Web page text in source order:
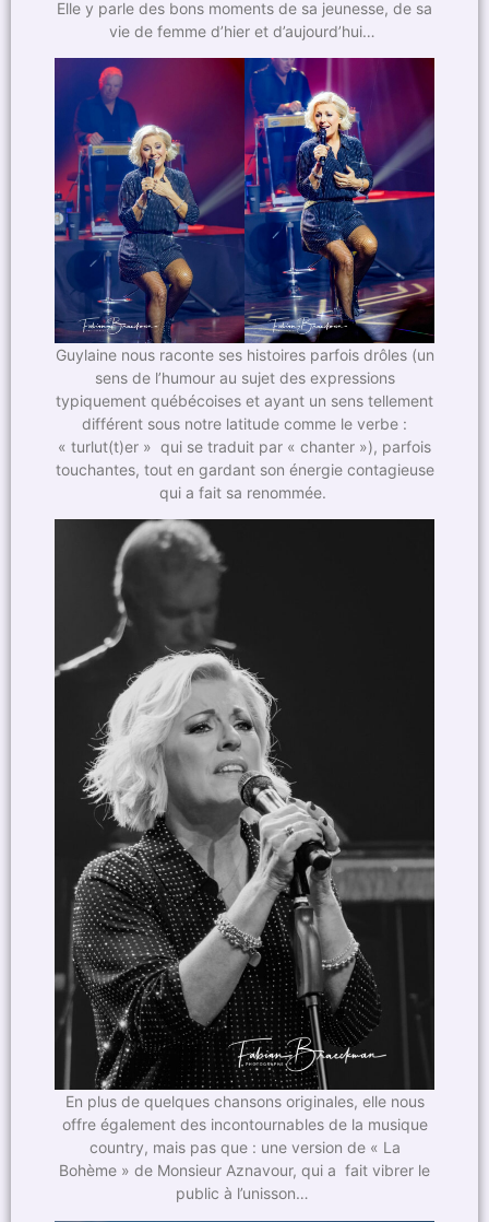
Elle y parle des bons moments de sa jeunesse, de sa
vie de femme d’hier et d’aujourd’hui…
Guylaine nous raconte ses histoires parfois drôles (un
sens de l’humour au sujet des expressions
typiquement québécoises et ayant un sens tellement
différent sous notre latitude comme le verbe :
« turlut(t)er » qui se traduit par « chanter »), parfois
touchantes, tout en gardant son énergie contagieuse
qui a fait sa renommée.
En plus de quelques chansons originales, elle nous
offre également des incontournables de la musique
country, mais pas que : une version de « La
Bohème » de Monsieur Aznavour, qui a fait vibrer le
public à l’unisson…